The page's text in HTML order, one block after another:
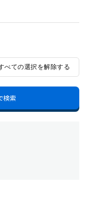
べての選択を解除する
検索